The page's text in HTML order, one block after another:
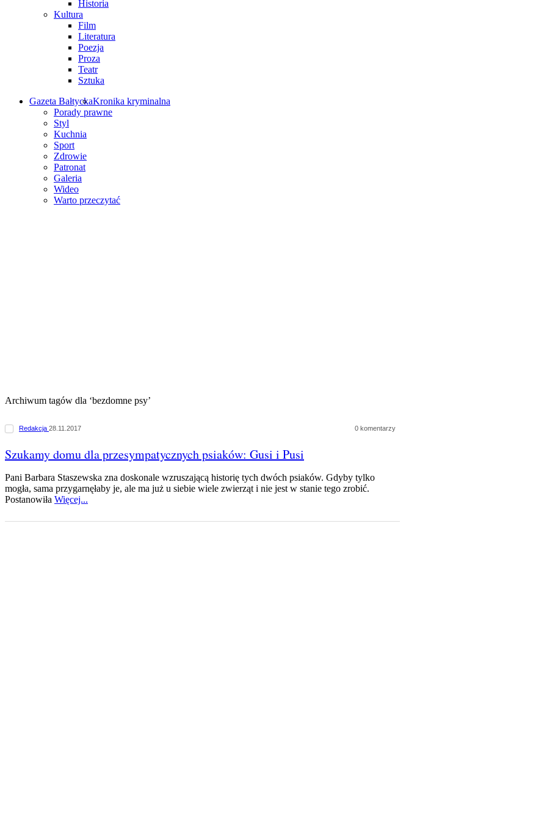
Historia
Kultura
Film
Literatura
Poezja
Proza
Teatr
Sztuka
Gazeta BałtyckaKronika kryminalna
Porady prawne
Styl
Kuchnia
Sport
Zdrowie
Patronat
Galeria
Wideo
Warto przeczytać
Archiwum tagów dla ‘bezdomne psy’
Redakcja 28.11.2017 0 komentarzy
Szukamy domu dla przesympatycznych psiaków: Gusi i Pusi
Pani Barbara Staszewska zna doskonale wzruszającą historię tych dwóch psiaków. Gdyby tylko
mogła, sama przygarnęłaby je, ale ma już u siebie wiele zwierząt i nie jest w stanie tego zrobić.
Postanowiła Więcej...